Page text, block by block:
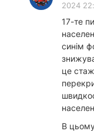
2024
17-те
синім
це
В